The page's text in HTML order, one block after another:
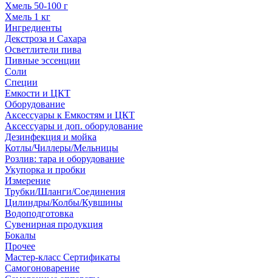
Хмель 50-100 г
Хмель 1 кг
Ингредиенты
Декстроза и Сахара
Осветлители пива
Пивные эссенции
Соли
Специи
Емкости и ЦКТ
Оборудование
Аксессуары к Емкостям и ЦКТ
Аксессуары и доп. оборудование
Дезинфекция и мойка
Котлы/Чиллеры/Мельницы
Розлив: тара и оборудование
Укупорка и пробки
Измерение
Трубки/Шланги/Соединения
Цилиндры/Колбы/Кувшины
Водоподготовка
Сувенирная продукция
Бокалы
Прочее
Мастер-класс Сертификаты
Самогоноварение